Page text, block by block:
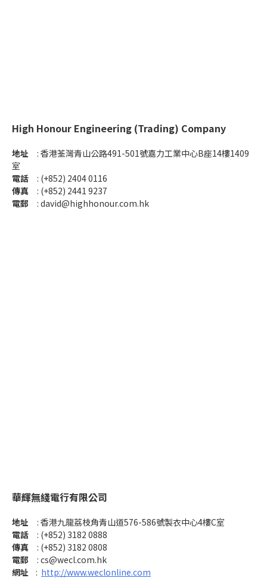
High Honour Engineering (Trading) Company
地址 : 香港荃灣青山公路491-501號嘉力工業中心B座14樓1409
室
電話 : (+852) 2404 0116
傳真 : (+852) 2441 9237
電郵 : david@highhonour.com.hk
華輝無綫電行有限公司
地址 : 香港九龍荔枝角青山道576-586號製衣中心4樓C室
電話 : (+852) 3182 0888
傳真 : (+852) 3182 0808
電郵 : cs@wecl.com.hk
網址 : http://www.weclonline.com